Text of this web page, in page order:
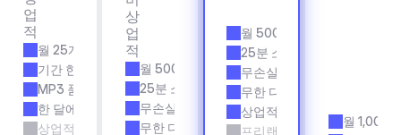
업
적
월 25개 트랙
기간 한정
MP3 품질
한 달에 5회 다운로드
상업적 사용
상
업
적
월 500개 트랙
25분 소요 시간
무손실 품질
무한 다운로드
월 500개 트랙
25분 소요 시간
무손실 품질
무한 다운로드
상업적 사용
프리랜서 및 에이전시 업무
월 1,000